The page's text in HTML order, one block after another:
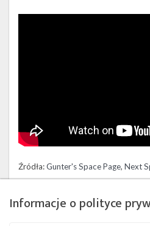
Źródła:Gunter's Space Page, Next
Informacje o polityce